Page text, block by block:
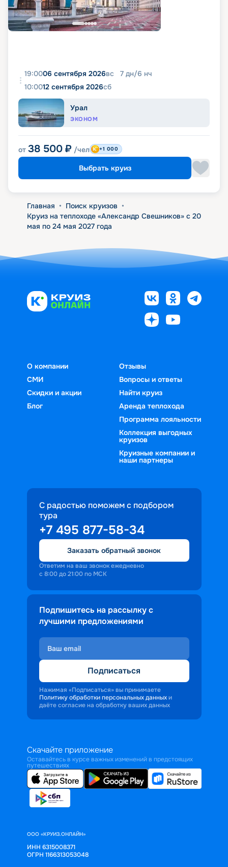
19:0006 сентября 2026вс 7 дн/6 нч
10:0012 сентября 2026сб
Урал
ЭКОНОМ
от 38 500 ₽ /чел +1 000
Выбрать круиз
Главная • Поиск круизов •
Круиз на теплоходе «Александр Свешников» с 20
мая по 24 мая 2027 года
О компании
СМИ
Скидки и акции
Блог
Отзывы
Вопросы и ответы
Найти круиз
Аренда теплохода
Программа лояльности
Коллекция выгодных
круизов
Круизные компании и
наши партнеры
С радостью поможем с подбором
тура
+7 495 877-58-34
Заказать обратный звонок
Ответим на ваш звонок ежедневно
с 8:00 до 21:00 по МСК
Подпишитесь на рассылку с
лучшими предложениями
Подписаться
Нажимая «Подписаться» вы принимаете
Политику обработки персональных данных и
даёте согласие на обработку ваших данных
Скачайте приложение
Оставайтесь в курсе важных изменений в предстоящих
путешествиях
ООО «КРУИЗ.ОНЛАЙН»
ИНН 6315008371
ОГРН 1166313053048